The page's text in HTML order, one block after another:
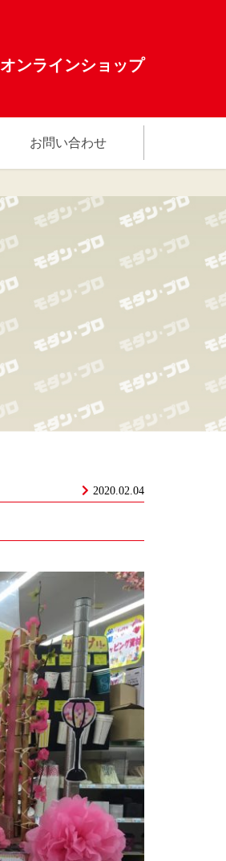
オンラインショップ
お問い合わせ
2020.02.04